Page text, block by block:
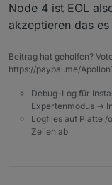
Node 4 ist EOL
akzeptieren das
Beitrag hat geholfen?
https://paypal.me/
Debug-Log für
Expertenmodus ->
Logfiles auf Platte
Zeilen ab